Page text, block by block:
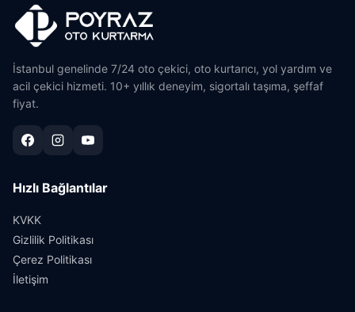
İstanbul genelinde 7/24 oto çekici, oto kurtarıcı, yol yardım ve
acil çekici hizmeti. 10+ yıllık deneyim, sigortalı taşıma, şeffaf
fiyat.
Hızlı Bağlantılar
KVKK
Gizlilik Politikası
Çerez Politikası
İletişim